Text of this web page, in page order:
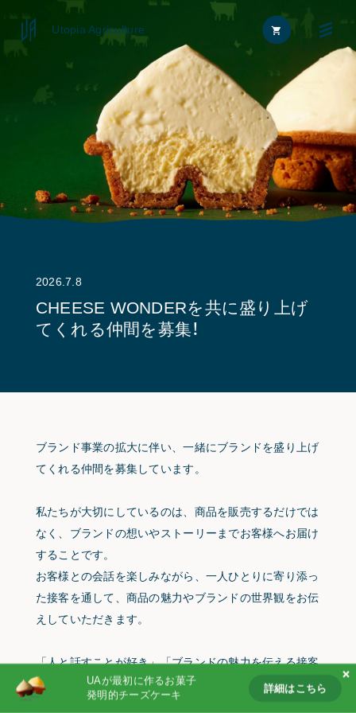
Utopia Agriculture
2026.7.8
CHEESE WONDERを共に盛り上げ
てくれる仲間を募集！
ブランド事業の拡大に伴い、一緒にブランドを盛り上げ
てくれる仲間を募集しています。
私たちが大切にしているのは、商品を販売するだけでは
なく、ブランドの想いやストーリーまでお客様へお届け
することです。
お客様との会話を楽しみながら、一人ひとりに寄り添っ
た接客を通して、商品の魅力やブランドの世界観をお伝
えしていただきます。
「人と話すことが好き」「ブランドの魅力を伝える接客
がしたい」そんな方にぴったりの環境です。
Home
Approach
Journal
UAが最初に作るお菓子
発明的チーズケーキ
詳細はこちら